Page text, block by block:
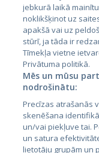
City24.lv
City24.ee
GetaPro.lv
GetaPro.ee
Skelbiu.lt
jebkurā laikā
noklikšķinot uz
apakšā vai uz
stūrī, ja tāda ir
Tīmekļa vietne
Privātuma politikā.
Mēs un mūsu
nodrošinātu:
Precīzas atrašanās
skenēšana
un/vai piekļuve tai.
un satura
lietotāju grupām un